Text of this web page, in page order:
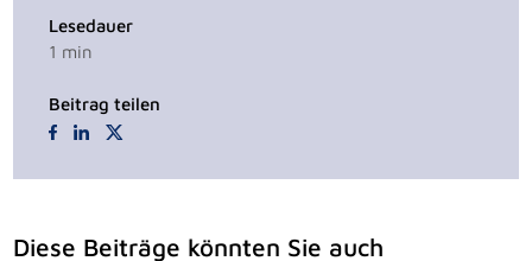
Lesedauer
1 min
Beitrag teilen
Diese Beiträge könnten Sie auch